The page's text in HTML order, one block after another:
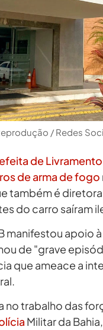
/ Redes
de Livramento
de arma de fogo
também é
do carro saíram
manifestou apoio
de "grave
que ameace a
no trabalho das
Militar da